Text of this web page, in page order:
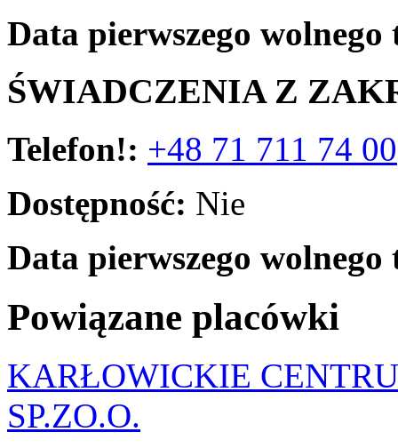
Data pierwszego
ŚWIADCZENIA Z
Telefon!: +48 71 711 74 00
Dostępność: Nie
Data pierwszego
Powiązane placówki
KARŁOWICKIE
SP.ZO.O.